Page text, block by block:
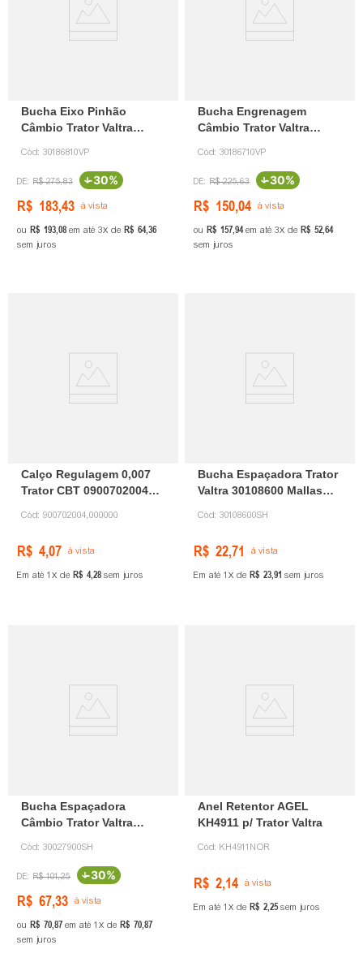
Bucha Eixo Pinhão
Câmbio Trator Valtra
Cód: 30186810VP
R$ 275,83 -30%
R$ 183,43 à vista
ou R$ 19308 em até 3 de R$ 64,36
sem juros
Bucha Engrenagem
Câmbio Trator Valtra
Cód: 30186710VP
R$ 225,63 -30%
R$ 150,04 à vista
ou R$ 15794em até 3 de R$ 5264
sem juros
Calço Regulagem 0,007
Trator CBT 0900702004
Cód: 900702004,000000
R$ 4,07 à vista
Em até 1 de R$ 4,28 sem juros
Bucha Espaçadora Trator
Valtra 30108600 Mallas
Cód: 30108600SH
R$ 22,71 à vista
Em até 1 de R$ 2391 sem juros
Bucha Espaçadora
Câmbio Trator Valtra
Cód: 30027900SH
R$ 101,25 -30%
R$ 67,33 à vista
ou R$ 7087 em até 1 de R$ 7087
sem juros
Anel Retentor AGEL
KH4911 p/ Trator Valtra
Cód: KH4911NOR
R$ 2,14 à vista
Em até 1 de R$ 225 sem juros